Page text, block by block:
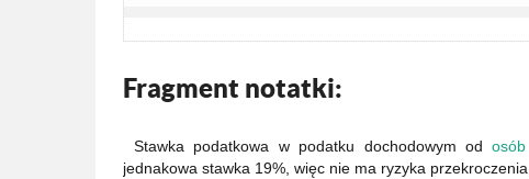
Fragment notatki:
Stawka podatkowa w podatku dochodowym od
jednakowa stawka 19%, więc nie ma ryzyka